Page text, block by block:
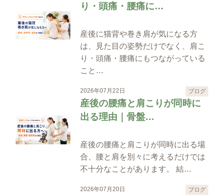
り・頭痛・腰痛に…
産後に猫背や巻き肩が気になる方
は、見た目の姿勢だけでなく、肩こ
り・頭痛・腰痛にもつながっている
こと…
2026年07月22日 ブログ
産後の腰痛と肩こりが同時に
出る理由｜骨盤…
産後の腰痛と肩こりが同時に出る場
合、腰と肩を別々に考えるだけでは
不十分なことがあります。 結…
2026年07月20日 ブログ